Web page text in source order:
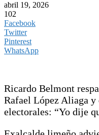
abril 19, 2026
102
Facebook
Twitter
Pinterest
WhatsApp
Ricardo Belmont
Rafael López Aliaga y
electorales: “Yo dije